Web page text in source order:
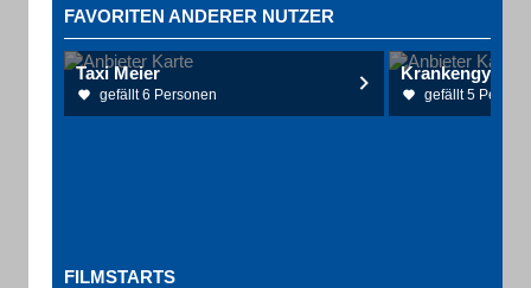
FAVORITEN ANDERER NUTZER
Taxi Meier
gefällt 6 Personen gefällt 5
FILMSTARTS